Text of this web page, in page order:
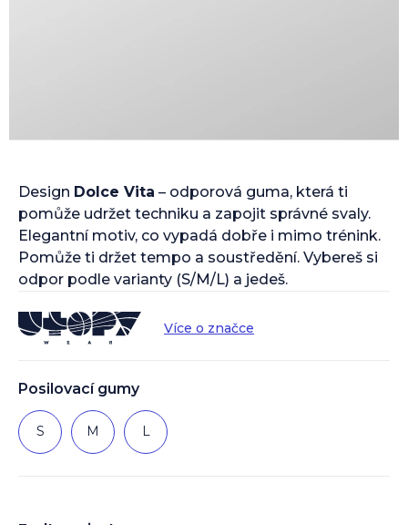
Posilovací gumy
S M L
Design Dolce Vita – odporová guma, která ti
pomůže udržet techniku a zapojit správné svaly.
Elegantní motiv, co vypadá dobře i mimo trénink.
Pomůže ti držet tempo a soustředění. Vybereš si
odpor podle varianty (S/M/L) a jedeš.
Více o značce